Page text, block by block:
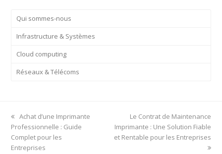
Qui sommes-nous
Infrastructure & Systèmes
Cloud computing
Réseaux & Télécoms
previous
post:
Achat d’une Imprimante
Professionnelle : Guide
Complet pour les
Entreprises
next
post:
Le Contrat de Maintenance
Imprimante : Une Solution Fiable
et Rentable pour les Entreprises